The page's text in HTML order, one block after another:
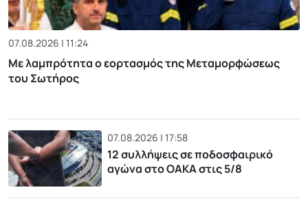
07.08.2026 | 11:24
Με λαμπρότητα ο εορτασμός της Μεταμορφώσεως
του Σωτήρος
07.08.2026 | 17:58
12 συλλήψεις σε ποδοσφαιρικό
αγώνα στο ΟΑΚΑ στις 5/8